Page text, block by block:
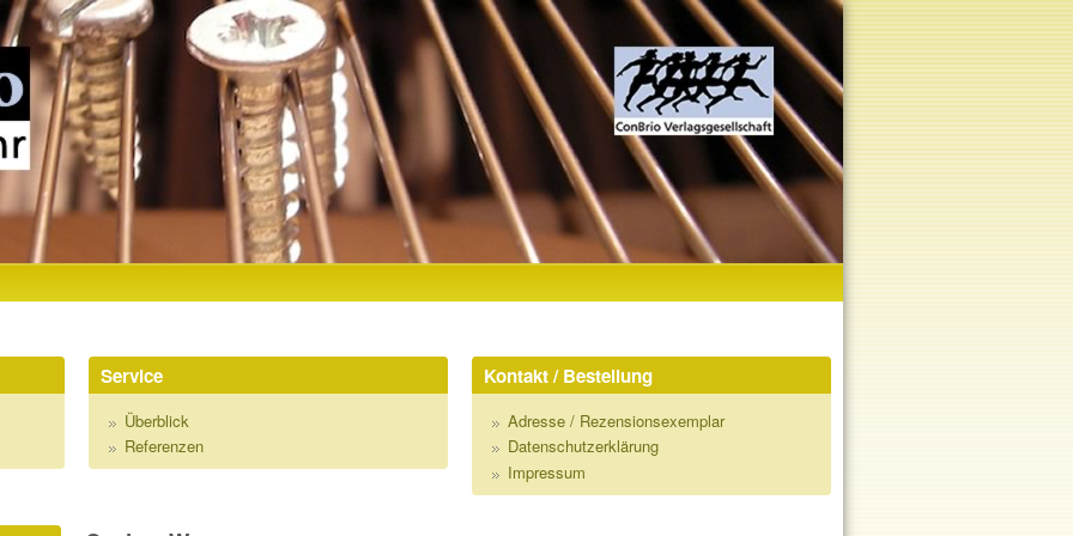
Direkt zum Inhalt
Service
Überblick
Referenzen
Kontakt / Bestellung
Adresse / Rezensionsexemplar
Datenschutzerklärung
Impressum